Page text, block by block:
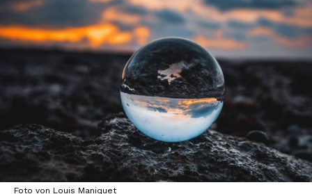
Foto von Louis Maniquet